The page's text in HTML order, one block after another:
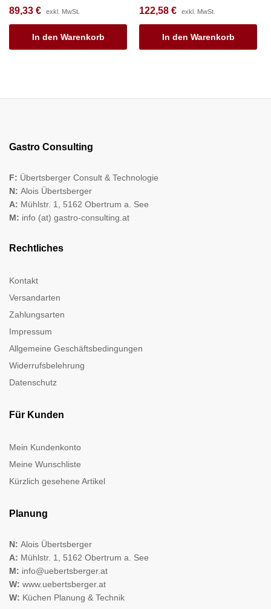
89,33 € exkl. MwSt.
In den Warenkorb
122,58 € exkl. MwSt.
In den Warenkorb
Gastro Consulting
F: Übertsberger Consult & Technologie
N: Alois Übertsberger
A: Mühlstr. 1, 5162 Obertrum a. See
M: info (at) gastro-consulting.at
Rechtliches
Kontakt
Versandarten
Zahlungsarten
Impressum
Allgemeine Geschäftsbedingungen
Widerrufsbelehrung
Datenschutz
Für Kunden
Mein Kundenkonto
Meine Wunschliste
Kürzlich gesehene Artikel
Planung
N: Alois Übertsberger
A: Mühlstr. 1, 5162 Obertrum a. See
M: info@uebertsberger.at
W: www.uebertsberger.at
W: Küchen Planung & Technik